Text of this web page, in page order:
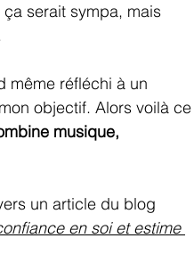
serait sympa, mais
même réfléchi à un
objectif. Alors voilà ce
musique,
un article du blog
en soi et estime